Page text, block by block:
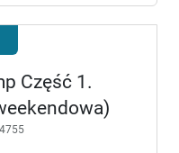
Część 1.